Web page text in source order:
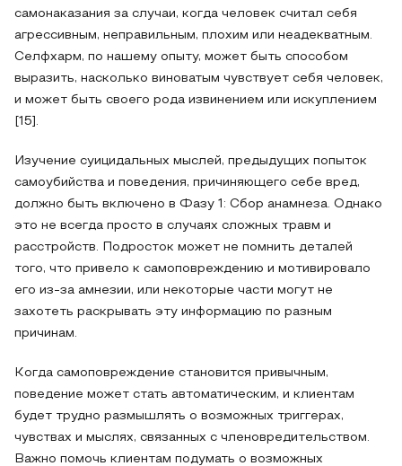
самонаказания за случаи, когда человек считал себя
агрессивным, неправильным, плохим или неадекватным.
Селфхарм, по нашему опыту, может быть способом
выразить, насколько виноватым чувствует себя человек,
и может быть своего рода извинением или искуплением
[15].
Изучение суицидальных мыслей, предыдущих попыток
самоубийства и поведения, причиняющего себе вред,
должно быть включено в Фазу 1: Сбор анамнеза. Однако
это не всегда просто в случаях сложных травм и
расстройств. Подросток может не помнить деталей
того, что привело к самоповреждению и мотивировало
его из-за амнезии, или некоторые части могут не
захотеть раскрывать эту информацию по разным
причинам.
Когда самоповреждение становится привычным,
поведение может стать автоматическим, и клиентам
будет трудно размышлять о возможных триггерах,
чувствах и мыслях, связанных с членовредительством.
Важно помочь клиентам подумать о возможных